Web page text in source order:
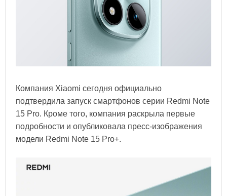
Компания Xiaomi сегодня официально
подтвердила запуск смартфонов серии Redmi Note
15 Pro. Кроме того, компания раскрыла первые
подробности и опубликовала пресс-изображения
модели Redmi Note 15 Pro+.